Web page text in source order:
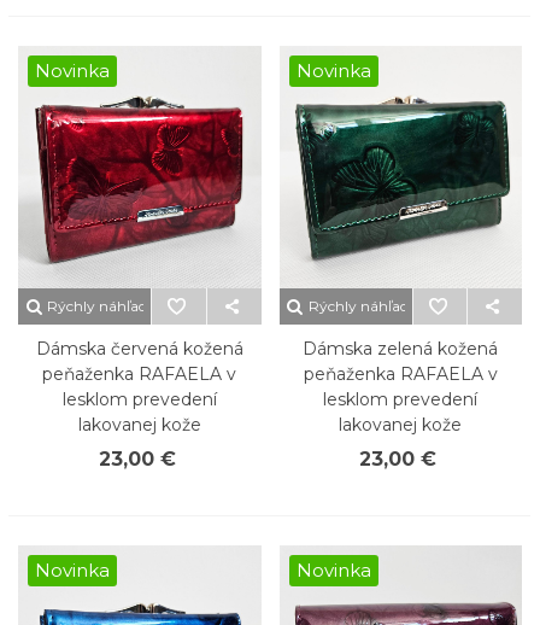
Novinka
Rýchly náhľad
Dámska červená kožená
peňaženka RAFAELA v
lesklom prevedení
lakovanej kože
23,00 €
Novinka
Rýchly náhľad
Dámska zelená kožená
peňaženka RAFAELA v
lesklom prevedení
lakovanej kože
23,00 €
Novinka Novinka